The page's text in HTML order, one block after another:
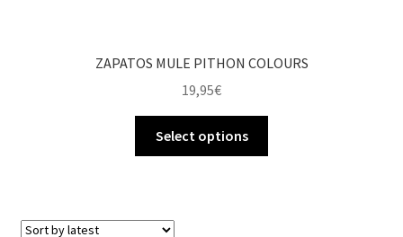
ZAPATOS MULE PITHON COLOURS
19,95€
Select options